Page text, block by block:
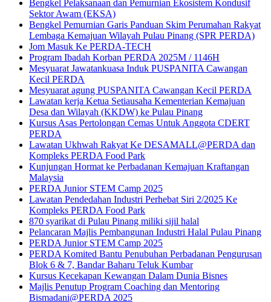
Bengkel Pelaksanaan dan Pemurnian Ekosistem Kondusif
Sektor Awam (EKSA)
Bengkel Pemurnian Garis Panduan Skim Perumahan Rakyat
Lembaga Kemajuan Wilayah Pulau Pinang (SPR PERDA)
Jom Masuk Ke PERDA-TECH
Program Ibadah Korban PERDA 2025M / 1146H
Mesyuarat Jawatankuasa Induk PUSPANITA Cawangan
Kecil PERDA
Mesyuarat agung PUSPANITA Cawangan Kecil PERDA
Lawatan kerja Ketua Setiausaha Kementerian Kemajuan
Desa dan Wilayah (KKDW) ke Pulau Pinang
Kursus Asas Pertolongan Cemas Untuk Anggota CDERT
PERDA
Lawatan Ukhwah Rakyat Ke DESAMALL@PERDA dan
Kompleks PERDA Food Park
Kunjungan Hormat ke Perbadanan Kemajuan Kraftangan
Malaysia
PERDA Junior STEM Camp 2025
Lawatan Pendedahan Industri Perhebat Siri 2/2025 Ke
Kompleks PERDA Food Park
870 syarikat di Pulau Pinang miliki sijil halal
Pelancaran Majlis Pembangunan Industri Halal Pulau Pinang
PERDA Junior STEM Camp 2025
PERDA Komited Bantu Penubuhan Perbadanan Pengurusan
Blok 6 & 7, Bandar Baharu Teluk Kumbar
Kursus Kecekapan Kewangan Dalam Dunia Bisnes
Majlis Penutup Program Coaching dan Mentoring
Bismadani@PERDA 2025